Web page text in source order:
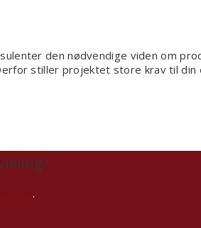
den nødvendige viden om
stiller projektet store krav til
her.